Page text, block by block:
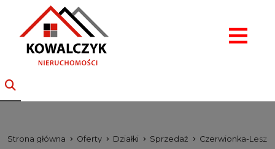
Strona główna Oferty Działki Sprzedaż Czerwionka-